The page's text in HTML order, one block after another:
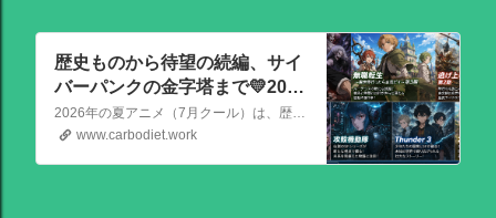
歴史ものから待望の続編、サイ
バーパンクの金字塔まで💛2026
夏アニメの注目作品
2026年の夏アニメ（7月クール）は、歴史ものから待望の続編、サイバーパンクの金字塔まで、かなり見ごたえのある強力なラインナップが揃っています！ その中でも特に注目を集めている話題作を、いくつか厳選してご紹介します。
www.carbodiet.work